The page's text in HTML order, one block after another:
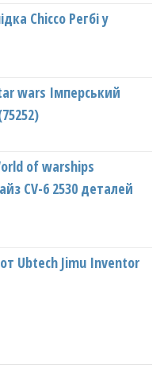
Chicco Регбі у
wars Імперський
of warships
CV-6 2530 деталей
Ubtech Jimu Inventor